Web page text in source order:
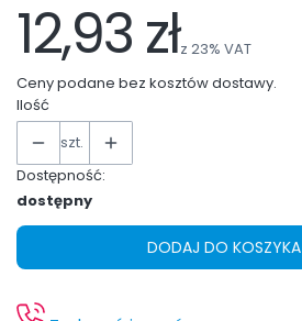
12,93 złz 23% VAT
Ceny podane bez kosztów dostawy.
Ilość
szt.
Dostępność:
dostępny
DODAJ DO KOSZYKA